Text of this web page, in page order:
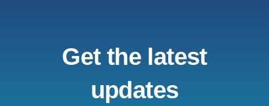
Get the latest
updates